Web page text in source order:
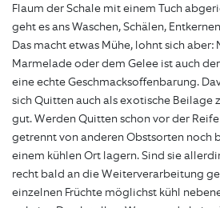
Flaum der Schale mit einem Tuch
geht es ans Waschen, Schälen,
Das macht etwas Mühe, lohnt sich aber:
Marmelade oder dem Gelee ist auch
eine echte Geschmacksoffenbarung.
sich Quitten auch als exotische Beilage
gut. Werden Quitten schon vor der
getrennt von anderen Obstsorten noch
einem kühlen Ort lagern. Sind sie
recht bald an die Weiterverarbeitung
einzelnen Früchte möglichst kühl